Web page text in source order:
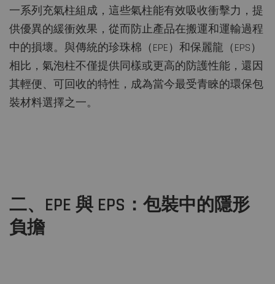
一系列充氣柱組成，這些氣柱能有效吸收衝擊力，提
供優異的緩衝效果，從而防止產品在搬運和運輸過程
中的損壞。與傳統的珍珠棉（EPE）和保麗龍（EPS）
相比，氣泡柱不僅提供同樣或更高的防護性能，還因
其輕便、可回收的特性，成為當今最受青睞的環保包
裝材料選擇之一。
二、EPE 與 EPS：包裝中的隱形
負擔